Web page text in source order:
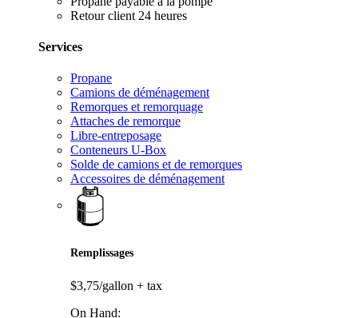
Retour client 24 heures
Services
Propane
Camions de déménagement
Remorques et remorquage
Attaches de remorque
Libre-entreposage
Conteneurs U-Box
Solde de camions et de remorques
Accessoires de déménagement
Remplissages
$3,75/gallon + tax
On Hand: